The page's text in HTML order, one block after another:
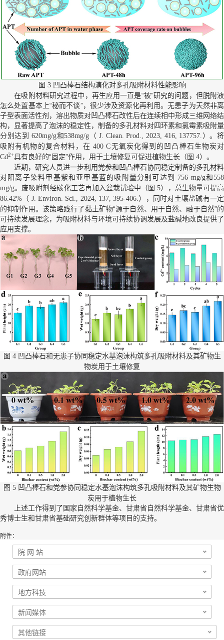
图 3 凹凸棒石结构演化对多孔吸附材料性能影响
在吸附材料研究过程中，再生应用一直是“被”研究的问题，但脱附液
怎么处置基本上“秘而不谈”，很少涉及资源化再利用。无患子为天然非离
子型表面活性剂，溶出物质对凹凸棒石改性后在连续相中形成三维网络结
构，显著提高了泡沫的稳定性，制备的多孔材料对四环素和氯霉素吸附量
分别达到620mg/g和538mg/g （J. Clean. Prod., 2023, 416, 137757. ）。将
吸附有机物的复合材料，在400 C无氧炭化得到的凹凸棒石生物炭对
Cd2+具有良好的“固定”作用，用于土壤修复可促进植物生长（图 4）。
近期，研究人员进一步利用党参和凹凸棒石协同稳定制备的多孔材料
对阳离子染料甲基紫和亚甲基蓝的吸附量分别可达到 756 mg/g和558
mg/g。废吸附剂经碳化工艺再加入盆栽试验中（图5），总生物量可提高
86.42% （ J. Environ. Sci., 2024, 137, 395-406.），同时对土壤盐碱有一定
的抑制作用。该策略践行了黏土矿物“源于自然、用于自然、融于自然”的
可持续发展理念，为吸附材料与环境可持续协调发展及盐碱地改良提供了
应用支撑。
图 4凹凸棒石和无患子协同稳定水基泡沫构筑多孔吸附材料及其矿物生
物炭用于土壤修复
图 5凹凸棒石和党参协同稳定水基泡沫构筑多孔吸附材料及其矿物生物
炭用于植物生长
上述工作得到了国家自然科学基金、甘肃省自然科学基金、甘肃省优
秀博士生和甘肃省基础研究创新群体等项目的支持。
附件：